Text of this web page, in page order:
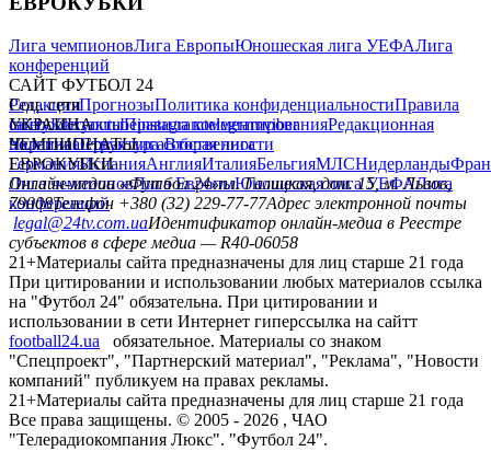
Лига чемпионовЛига ЕвропыЮношеская лига УЕФАЛига
конференций
САЙТ ФУТБОЛ 24
РедакцияПрогнозыПолитика конфиденциальностиПравила
сайтуКонтактыПравила комментированияРедакционная
политикаСтруктура собственности
Соц. сети
facebookxyoutubeinstagramtelegramviber
УКРАИНА
УкраинаПервая лигаВторая лига
ЧЕМПИОНАТЫ
ГерманияИспанияАнглияИталияБельгияМЛСНидерланды
ЕВРОКУБКИ
Лига чемпионовЛига ЕвропыЮношеская лига УЕФАЛига
конференций
Онлайн-медиа «Футбол 24»пл. Галицкая, дом. 15, м. Львов,
79008Телефон +380 (32) 229-77-77Адрес электронной почты
legal@24tv.com.uaИдентификатор онлайн-медиа в Реестре
субъектов в сфере медиа — R40-06058
21+Материалы сайта предназначены для лиц старше 21 года
При цитировании и использовании любых материалов ссылка
на "Футбол 24" обязательна. При цитировании и
использовании в сети Интернет гиперссылка на сайтт
football24.ua
обязательное. Материалы со знаком
"Спецпроект", "Партнерский материал", "Реклама", "Новости
компаний" публикуем на правах рекламы.
21+Материалы сайта предназначены для лиц старше 21 года
Все права защищены. © 2005 - 2026 , ЧАО
"Телерадиокомпания Люкс". "Футбол 24".